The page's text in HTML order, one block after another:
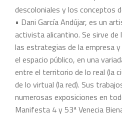
descoloniales y los conceptos
• Dani García Andújar, es un
activista alicantino. Se sirve
las estrategias de la empresa
el espacio público, en una
entre el territorio de lo real (la
de lo virtual (la red). Sus
numerosas exposiciones en
Manifesta 4 y 53ª Venecia